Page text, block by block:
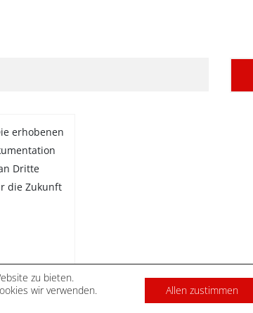
erhobenen
Dritte
die Zukunft
DATENSCHUTZ IMPRESSUM
zu bieten.
wir verwenden.
Allen zustimmen